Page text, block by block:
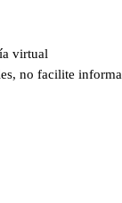
virtual
no facilite